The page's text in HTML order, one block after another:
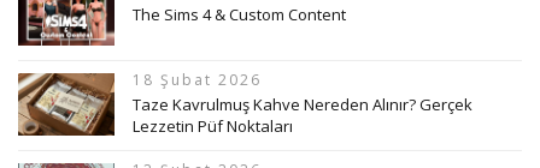
The Sims 4 & Custom Content
18 Şubat 2026
Taze Kavrulmuş Kahve Nereden Alınır? Gerçek
Lezzetin Püf Noktaları